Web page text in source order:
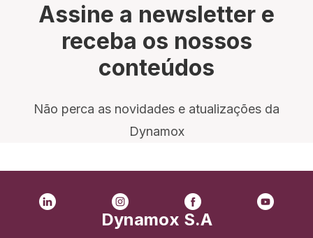
Assine a newsletter e
receba os nossos
conteúdos
Não perca as novidades e atualizações da
Dynamox
Dynamox S.A